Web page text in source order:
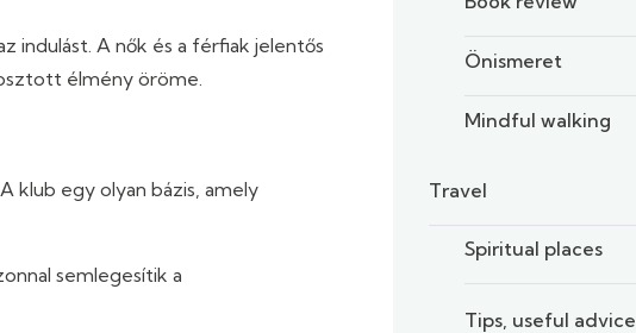
indulást. A nők és a férfiak jelentős
élmény öröme.
klub egy olyan bázis, amely
semlegesítik a
Önismeret
Mindful walking
Travel
Spiritual places
Tips, useful advice